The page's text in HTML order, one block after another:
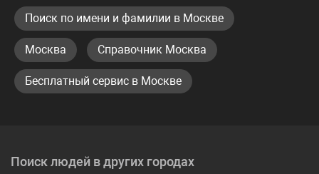
Поиск по имени и фамилии в Москве
Москва Справочник Москва
Бесплатный сервис в Москве
Поиск людей в других городах